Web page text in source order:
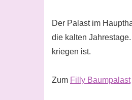
Der Palast im
die kalten
kriegen ist.
Zum Filly Baumpalast